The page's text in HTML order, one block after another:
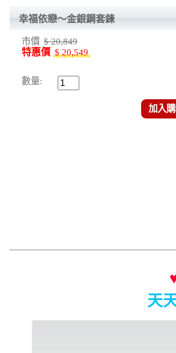
幸福依戀～金銀鋼套鍊
市價 $ 20,849
特惠價 $ 20,549
數量:
加入
天